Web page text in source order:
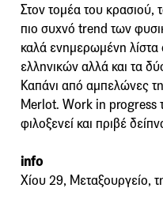
Στον τομέα του κρασιού,
πιο συχνό trend των
καλά ενημερωμένη
ελληνικών αλλά και τα
Καπάνι από αμπελώνες
Merlot. Work in progress
φιλοξενεί και πριβέ
info
Χίου 29, Μεταξουργείο,